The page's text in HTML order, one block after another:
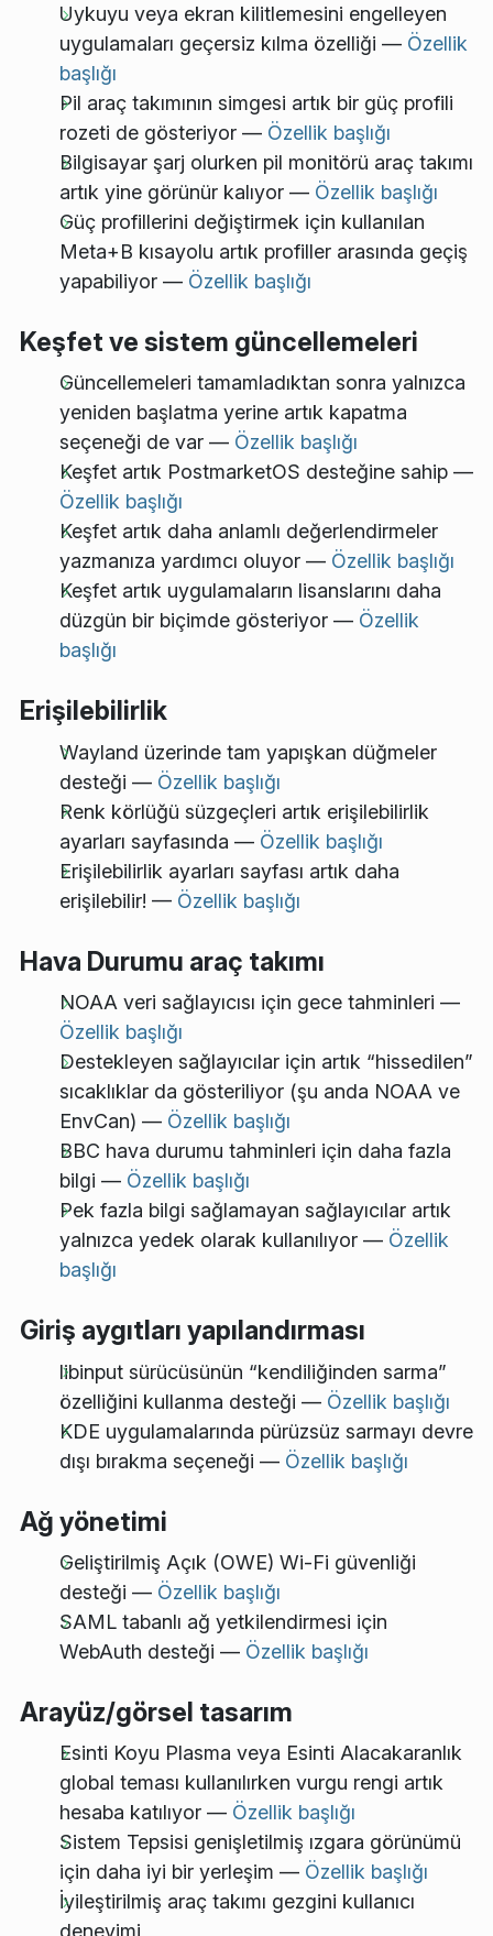
Uykuyu veya ekran kilitlemesini engelleyen
uygulamaları geçersiz kılma özelliği — Özellik
başlığı
Pil araç takımının simgesi artık bir güç profili
rozeti de gösteriyor — Özellik başlığı
Bilgisayar şarj olurken pil monitörü araç takımı
artık yine görünür kalıyor — Özellik başlığı
Güç profillerini değiştirmek için kullanılan
Meta+B kısayolu artık profiller arasında geçiş
yapabiliyor — Özellik başlığı
Keşfet ve sistem güncellemeleri
Güncellemeleri tamamladıktan sonra yalnızca
yeniden başlatma yerine artık kapatma
seçeneği de var — Özellik başlığı
Keşfet artık PostmarketOS desteğine sahip —
Özellik başlığı
Keşfet artık daha anlamlı değerlendirmeler
yazmanıza yardımcı oluyor — Özellik başlığı
Keşfet artık uygulamaların lisanslarını daha
düzgün bir biçimde gösteriyor — Özellik
başlığı
Erişilebilirlik
Wayland üzerinde tam yapışkan düğmeler
desteği — Özellik başlığı
Renk körlüğü süzgeçleri artık erişilebilirlik
ayarları sayfasında — Özellik başlığı
Erişilebilirlik ayarları sayfası artık daha
erişilebilir! — Özellik başlığı
Hava Durumu araç takımı
NOAA veri sağlayıcısı için gece tahminleri —
Özellik başlığı
Destekleyen sağlayıcılar için artık “hissedilen”
sıcaklıklar da gösteriliyor (şu anda NOAA ve
EnvCan) — Özellik başlığı
BBC hava durumu tahminleri için daha fazla
bilgi — Özellik başlığı
Pek fazla bilgi sağlamayan sağlayıcılar artık
yalnızca yedek olarak kullanılıyor — Özellik
başlığı
Giriş aygıtları yapılandırması
libinput sürücüsünün “kendiliğinden sarma”
özelliğini kullanma desteği — Özellik başlığı
KDE uygulamalarında pürüzsüz sarmayı devre
dışı bırakma seçeneği — Özellik başlığı
Ağ yönetimi
Geliştirilmiş Açık (OWE) Wi-Fi güvenliği
desteği — Özellik başlığı
SAML tabanlı ağ yetkilendirmesi için
WebAuth desteği — Özellik başlığı
Arayüz/görsel tasarım
Esinti Koyu Plasma veya Esinti Alacakaranlık
global teması kullanılırken vurgu rengi artık
hesaba katılıyor — Özellik başlığı
Sistem Tepsisi genişletilmiş ızgara görünümü
için daha iyi bir yerleşim — Özellik başlığı
İyileştirilmiş araç takımı gezgini kullanıcı